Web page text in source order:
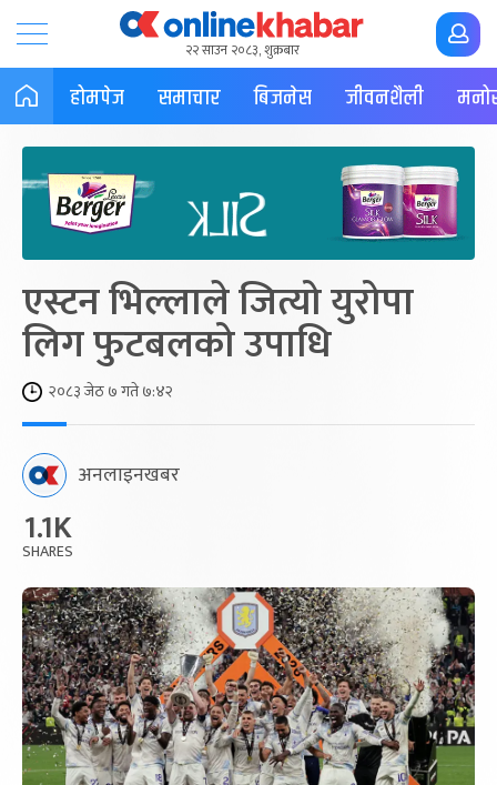
२२ साउन २०८३, शुक्रबार
होमपेज समाचार बिजनेस जीवनशैली
एस्टन भिल्लाले जित्यो युरोपा
लिग फुटबलको उपाधि
२०८३ जेठ ७ गते ७:४२
अनलाइनखबर
1.1K
SHARES